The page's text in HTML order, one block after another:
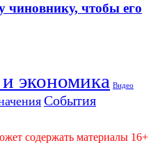
чиновнику, чтобы его
экономика Видео
События
содержать материалы 16+